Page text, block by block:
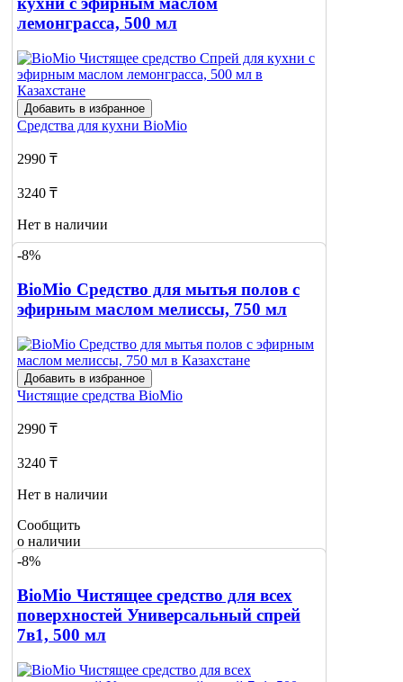
лемонграсса, 500 мл
Добавить в избранное
Средства для кухни BioMio
2990 ₸
3240 ₸
Нет в наличии
Сообщить
-8%
BioMio Средство для мытья полов с
эфирным маслом мелиссы, 750 мл
Добавить в избранное
Чистящие средства BioMio
2990 ₸
3240 ₸
Нет в наличии
Сообщить
о наличии
-8%
BioMio Чистящее средство для всех
поверхностей Универсальный спрей
7в1, 500 мл